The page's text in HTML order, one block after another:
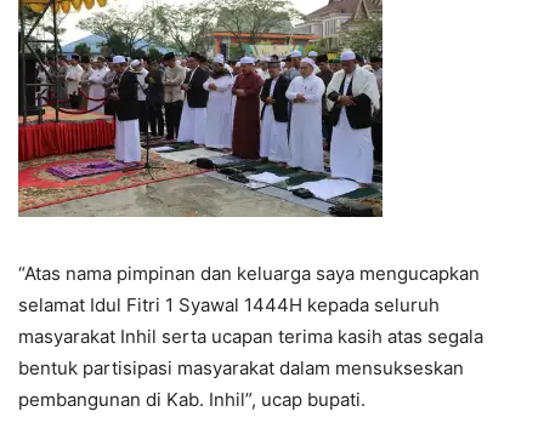
“Atas nama pimpinan dan keluarga saya mengucapkan
selamat Idul Fitri 1 Syawal 1444H kepada seluruh
masyarakat Inhil serta ucapan terima kasih atas segala
bentuk partisipasi masyarakat dalam mensukseskan
pembangunan di Kab. Inhil”, ucap bupati.